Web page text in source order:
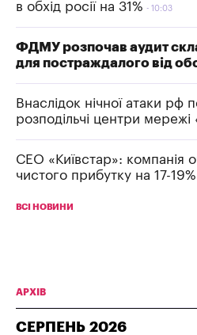
в обхід росії на 31%
10:03
ФДМУ розпочав аудит
для постраждалого від
Внаслідок нічної атаки рф
розподільчі центри
СЕО «Київстар»: компанія
чистого прибутку на 17-
ВСІ НОВИНИ
АРХІВ
СЕРПЕНЬ 2026